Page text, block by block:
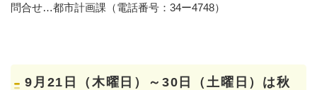
問合せ…都市計画課（電話番号：34ー4748）
9月21日（木曜日）～30日（土曜日）は秋